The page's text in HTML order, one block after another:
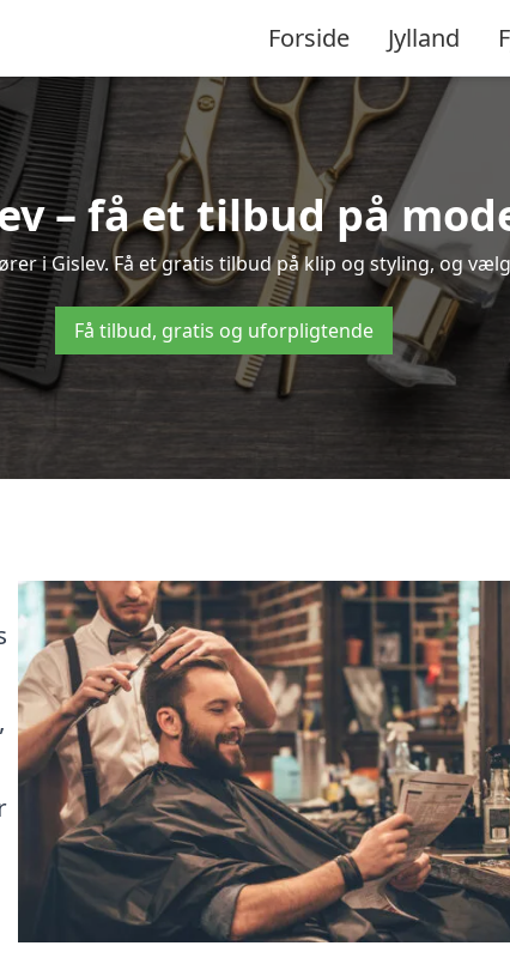
Forside Jylland
– få et tilbud på
i Gislev. Få et gratis tilbud på klip og styling, og
Få tilbud, gratis og uforpligtende